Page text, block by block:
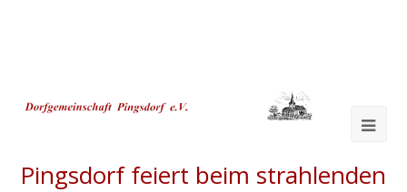
Pingsdorf feiert beim strahlenden